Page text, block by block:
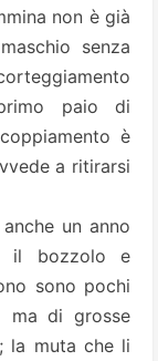
non è già
senza
paio di
è
a ritirarsi
un anno
il bozzolo e
sono pochi
ma di grosse
la muta che li